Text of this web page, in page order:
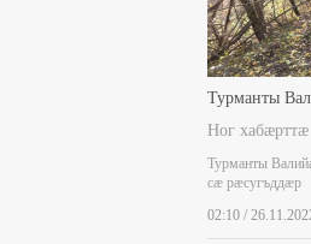
Турманты
Ног хабæрттæ
Турманты
сæ рæсугъддæр
02:10 /